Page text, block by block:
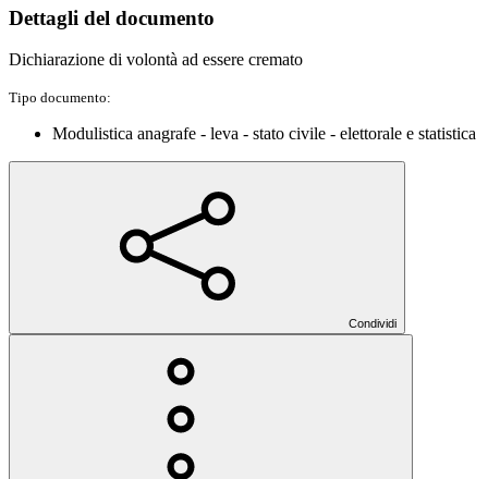
Dettagli del documento
Dichiarazione di volontà ad essere cremato
Tipo documento:
Modulistica anagrafe - leva - stato civile - elettorale e statistica
Condividi